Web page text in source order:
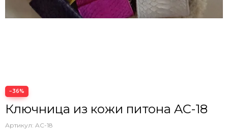
−36%
Ключница из кожи питона AC-18
Артикул: AC-18